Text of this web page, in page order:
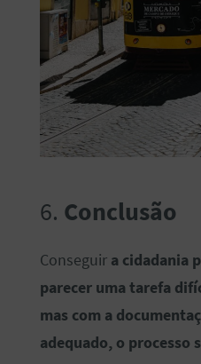
6. Conclusão
Conseguir a cidadania
parecer uma tarefa
mas com a
adequado, o processo